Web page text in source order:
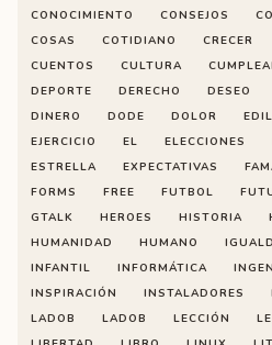
CONOCIMIENTO
CONSEJOS
COSAS
COTIDIANO CRECER
CUENTOS
CULTURA
DEPORTE
DERECHO DESEO
DINERO
DODE DOLOR
EJERCICIO
EL ELECCIONES
ESTRELLA
EXPECTATIVAS
FORMS
FREE FUTBOL
GTALK
HEROES HISTORIA
HUMANIDAD
HUMANO
INFANTIL
INFORMÁTICA
INSPIRACIÓN
INSTALADORES
LADOB
LADOB LECCIÓN